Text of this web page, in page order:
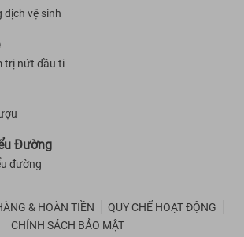
dịch vệ sinh
trị nứt đầu ti
Đường
đường
& HOÀN TIỀN
QUY CHẾ HOẠT ĐỘNG
CHÍNH SÁCH BẢO MẬT